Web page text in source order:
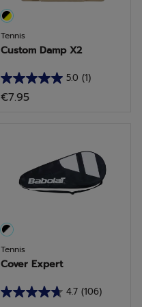
Tennis
Custom Damp X2
5.0 (1)
5.0
van
beoordeling
€7.95
Tennis
Cover Expert
4.7 (106)
4.7